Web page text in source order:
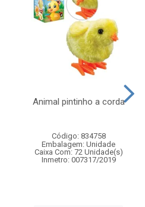
Animal pintinho a corda
Código: 834758
Embalagem: Unidade
Caixa Com: 72 Unidade(s)
Inmetro: 007317/2019